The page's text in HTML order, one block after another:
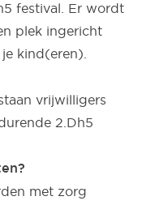
festival. Er wordt
plek ingericht
kind(eren).
vrijwilligers
2.Dh5
met zorg